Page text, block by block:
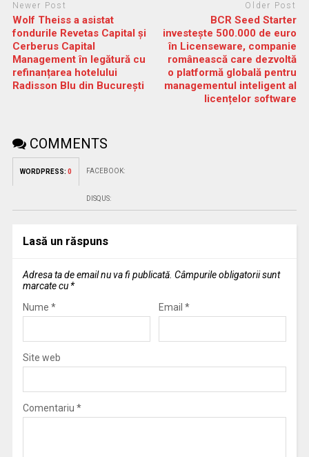
Newer Post
Wolf Theiss a asistat
fondurile Revetas Capital și
Cerberus Capital
Management în legătură cu
refinanțarea hotelului
Radisson Blu din București
Older Post
BCR Seed Starter
investește 500.000 de euro
în Licenseware, companie
românească care dezvoltă
o platformă globală pentru
managementul inteligent al
licențelor software
COMMENTS
WORDPRESS: 0 FACEBOOK:
DISQUS:
Lasă un răspuns
Adresa ta de email nu va fi publicată. Câmpurile obligatorii sunt
marcate cu *
Nume * Email *
Site web
Comentariu *